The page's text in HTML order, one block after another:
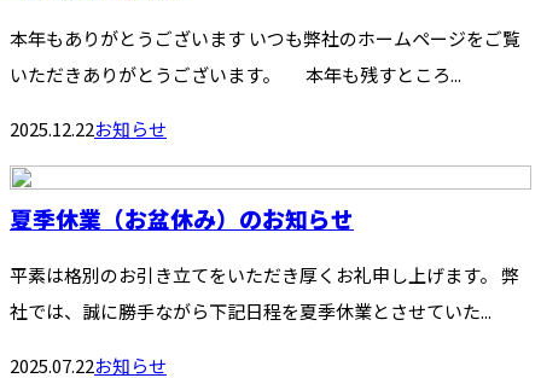
本年もありがとうございます いつも弊社のホームページをご覧
いただきありがとうございます。 本年も残すところ...
2025.12.22お知らせ
夏季休業（お盆休み）のお知らせ
平素は格別のお引き立てをいただき厚くお礼申し上げます。 弊
社では、誠に勝手ながら下記日程を夏季休業とさせていた...
2025.07.22お知らせ